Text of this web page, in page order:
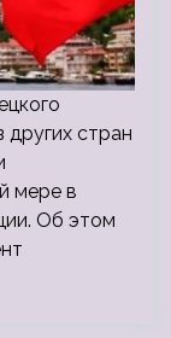
стран
мере в
Об этом